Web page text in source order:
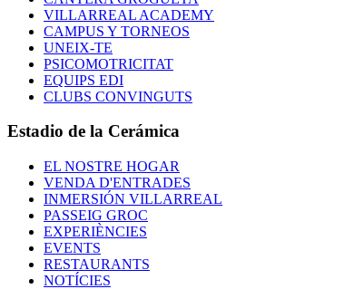
VILLARREAL ACADEMY
CAMPUS Y TORNEOS
UNEIX-TE
PSICOMOTRICITAT
EQUIPS EDI
CLUBS CONVINGUTS
Estadio de la Cerámica
EL NOSTRE HOGAR
VENDA D'ENTRADES
INMERSIÓN VILLARREAL
PASSEIG GROC
EXPERIÈNCIES
EVENTS
RESTAURANTS
NOTÍCIES